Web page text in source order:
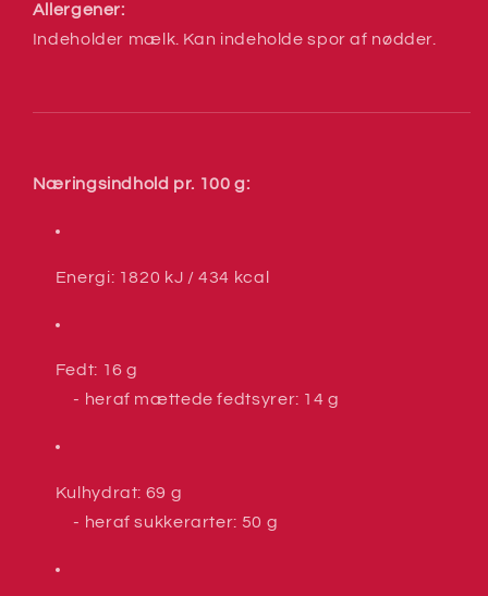
Allergener:
Indeholder mælk. Kan indeholde spor af nødder.
Næringsindhold pr. 100 g:
Energi: 1820 kJ / 434 kcal
Fedt: 16 g
- heraf mættede fedtsyrer: 14 g
Kulhydrat: 69 g
- heraf sukkerarter: 50 g